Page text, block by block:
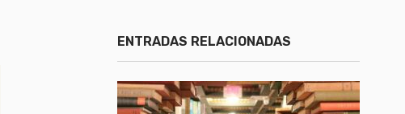
ENTRADAS RELACIONADAS